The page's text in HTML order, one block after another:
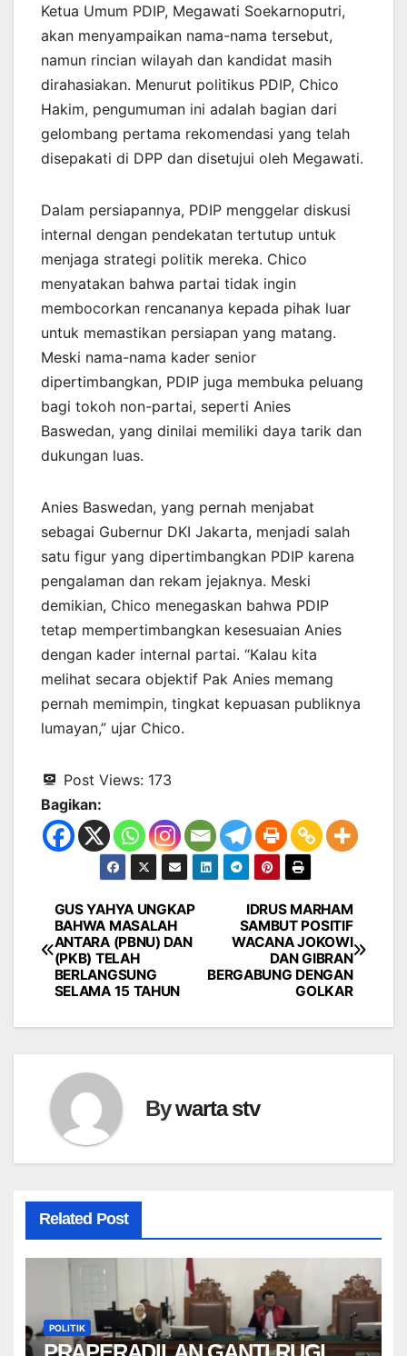
Ketua Umum PDIP, Megawati Soekarnoputri,
akan menyampaikan nama-nama tersebut,
namun rincian wilayah dan kandidat masih
dirahasiakan. Menurut politikus PDIP, Chico
Hakim, pengumuman ini adalah bagian dari
gelombang pertama rekomendasi yang telah
disepakati di DPP dan disetujui oleh Megawati.
Dalam persiapannya, PDIP menggelar diskusi
internal dengan pendekatan tertutup untuk
menjaga strategi politik mereka. Chico
menyatakan bahwa partai tidak ingin
membocorkan rencananya kepada pihak luar
untuk memastikan persiapan yang matang.
Meski nama-nama kader senior
dipertimbangkan, PDIP juga membuka peluang
bagi tokoh non-partai, seperti Anies
Baswedan, yang dinilai memiliki daya tarik dan
dukungan luas.
Anies Baswedan, yang pernah menjabat
sebagai Gubernur DKI Jakarta, menjadi salah
satu figur yang dipertimbangkan PDIP karena
pengalaman dan rekam jejaknya. Meski
demikian, Chico menegaskan bahwa PDIP
tetap mempertimbangkan kesesuaian Anies
dengan kader internal partai. “Kalau kita
melihat secara objektif Pak Anies memang
pernah memimpin, tingkat kepuasan publiknya
lumayan,” ujar Chico.
Post Views: 173
Bagikan:
Navigasi
pos
IDRUS MARHAM
SAMBUT POSITIF
WACANA JOKOWI
DAN GIBRAN
BERGABUNG DENGAN
GOLKAR
GUS YAHYA UNGKAP
BAHWA MASALAH
ANTARA (PBNU) DAN
(PKB) TELAH
BERLANGSUNG
SELAMA 15 TAHUN
Bywarta stv
Related Post
POLITIK